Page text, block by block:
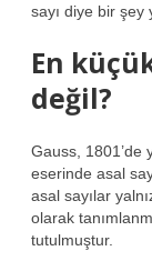
sayı diye bir şey
En
değil?
Gauss, 1801’de
eserinde asal
asal sayılar
olarak
tutulmuştur.